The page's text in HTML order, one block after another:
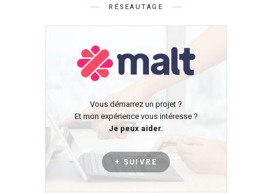
RÉSEAUTAGE
Vous démarrez un projet ?
Et mon expérience vous intéresse ?
Je peux aider.
+ SUIVRE